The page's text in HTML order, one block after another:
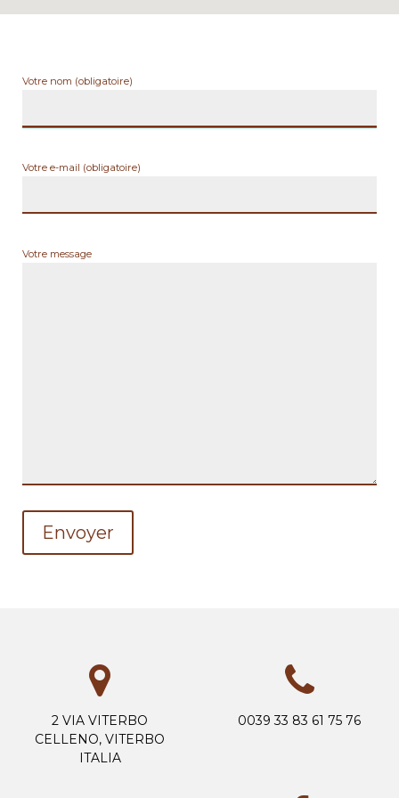
Votre nom (obligatoire)
Votre e-mail (obligatoire)
Votre message
2 VIA VITERBO
CELLENO, VITERBO
ITALIA
0039 33 83 61 75 76